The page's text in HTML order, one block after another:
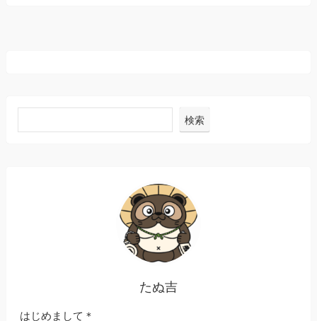
検索
たぬ吉
はじめまして＊